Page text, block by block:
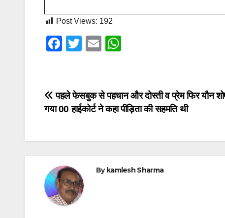
Post Views: 192
F
e
b
o
T
er
E
s
A
p
Post
navigation
पहले फेसबुक से पहचान और दोस्ती व प्रेम फिर यौन
गया 00 हाईकोर्ट ने कहा पीड़िता की सहमति थी
Bykamlesh Sharma